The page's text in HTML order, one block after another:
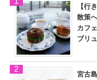
【行
散策
カフ
ブリ
宮古